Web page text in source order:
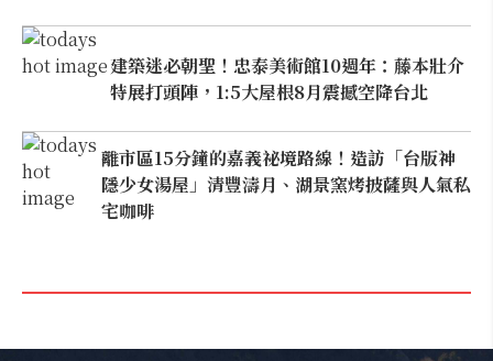
建築迷必朝聖！忠泰美術館10週年：藤本壯介
特展打頭陣，1:5大屋根8月震撼空降台北
離市區15分鐘的嘉義祕境路線！造訪「台版神
隱少女湯屋」清豐濤月、湖景窯烤披薩與人氣私
宅咖啡